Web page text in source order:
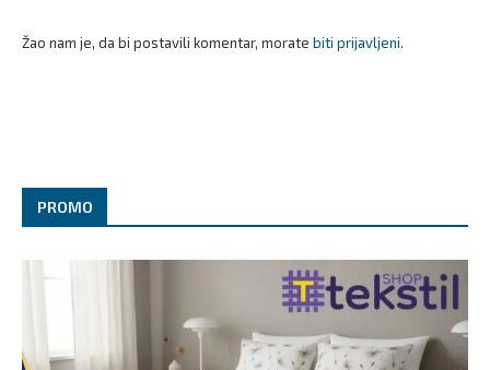
Žao nam je, da bi postavili komentar, morate biti prijavljeni.
PROMO